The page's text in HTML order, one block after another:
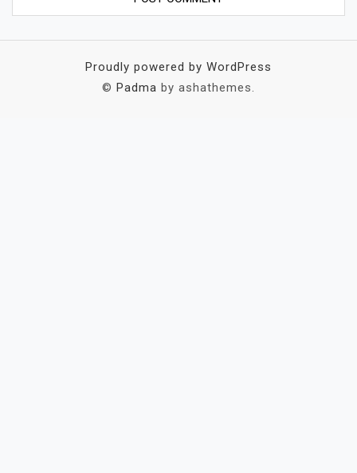
Proudly powered by WordPress
© Padma by ashathemes.